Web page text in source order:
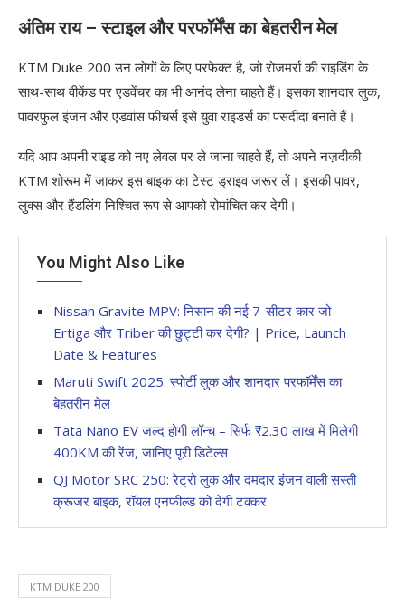
अंतिम राय – स्टाइल और परफॉर्मेंस का बेहतरीन मेल
KTM Duke 200 उन लोगों के लिए परफेक्ट है, जो रोजमर्रा की राइडिंग के
साथ-साथ वीकेंड पर एडवेंचर का भी आनंद लेना चाहते हैं। इसका शानदार लुक,
पावरफुल इंजन और एडवांस फीचर्स इसे युवा राइडर्स का पसंदीदा बनाते हैं।
यदि आप अपनी राइड को नए लेवल पर ले जाना चाहते हैं, तो अपने नज़दीकी
KTM शोरूम में जाकर इस बाइक का टेस्ट ड्राइव जरूर लें। इसकी पावर,
लुक्स और हैंडलिंग निश्चित रूप से आपको रोमांचित कर देगी।
You Might Also Like
Nissan Gravite MPV: निसान की नई 7-सीटर कार जो
Ertiga और Triber की छुट्टी कर देगी? | Price, Launch
Date & Features
Maruti Swift 2025: स्पोर्टी लुक और शानदार परफॉर्मेंस का
बेहतरीन मेल
Tata Nano EV जल्द होगी लॉन्च – सिर्फ ₹2.30 लाख में मिलेगी
400KM की रेंज, जानिए पूरी डिटेल्स
QJ Motor SRC 250: रेट्रो लुक और दमदार इंजन वाली सस्ती
क्रूजर बाइक, रॉयल एनफील्ड को देगी टक्कर
KTM DUKE 200